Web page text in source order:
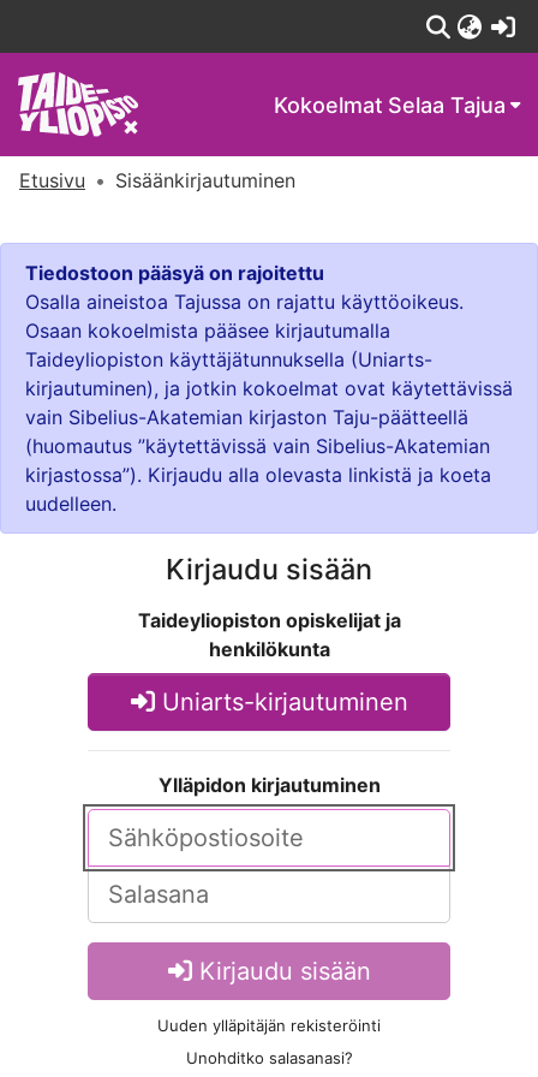
Kokoelmat Selaa Tajua
Etusivu Sisäänkirjautuminen
Tiedostoon pääsyä on rajoitettu
Osalla aineistoa Tajussa on rajattu käyttöoikeus.
Osaan kokoelmista pääsee kirjautumalla
Taideyliopiston käyttäjätunnuksella (Uniarts-
kirjautuminen), ja jotkin kokoelmat ovat käytettävissä
vain Sibelius-Akatemian kirjaston Taju-päätteellä
(huomautus ”käytettävissä vain Sibelius-Akatemian
kirjastossa”). Kirjaudu alla olevasta linkistä ja koeta
uudelleen.
Kirjaudu sisään
Taideyliopiston opiskelijat ja
henkilökunta
Uniarts-kirjautuminen
Ylläpidon kirjautuminen
Kirjaudu sisään
Uuden ylläpitäjän rekisteröinti
Unohditko salasanasi?